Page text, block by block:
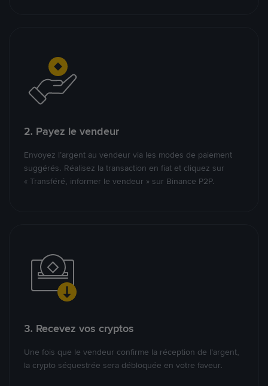
2. Payez le vendeur
Envoyez l’argent au vendeur via les modes de paiement
suggérés. Réalisez la transaction en fiat et cliquez sur
« Transféré, informer le vendeur » sur Binance P2P.
3. Recevez vos cryptos
Une fois que le vendeur confirme la réception de l’argent,
la crypto séquestrée sera débloquée en votre faveur.